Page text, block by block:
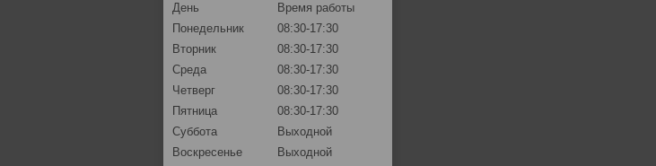
День
Время работы
Понедельник
08:30-17:30
Вторник
08:30-17:30
Среда
08:30-17:30
Четверг
08:30-17:30
Пятница
08:30-17:30
Суббота
Выходной
Воскресенье
Выходной